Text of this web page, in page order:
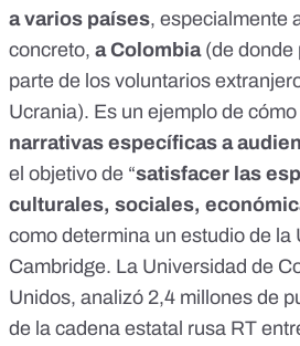
a varios países, especialmente
concreto, a Colombia (de donde
parte de los voluntarios
Ucrania). Es un ejemplo de cómo
narrativas específicas a
el objetivo de “satisfacer las
culturales, sociales,
como determina un estudio de la
Cambridge. La Universidad de
Unidos, analizó 2,4 millones de
de la cadena estatal rusa RT